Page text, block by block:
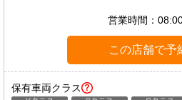
営業時間：
この店舗で予
保有車両クラス